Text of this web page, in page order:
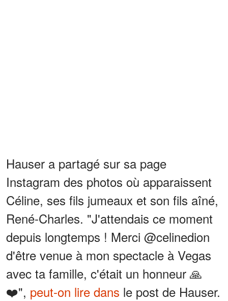
Hauser a partagé sur sa page
Instagram des photos où apparaissent
Céline, ses fils jumeaux et son fils aîné,
René-Charles. "J'attendais ce moment
depuis longtemps ! Merci @celinedion
d'être venue à mon spectacle à Vegas
avec ta famille, c'était un honneur 🙏
❤️", peut-on lire dans le post de Hauser.